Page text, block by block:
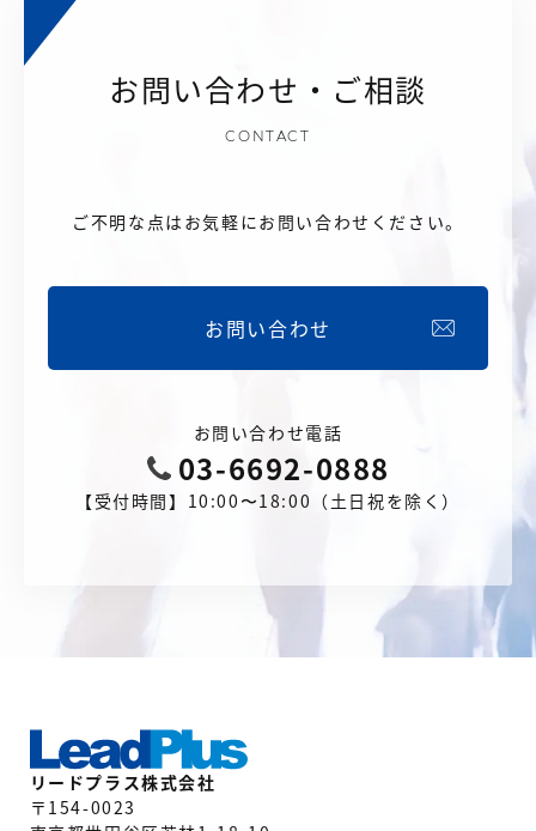
お問い合わせ・ご相談
CONTACT
ご不明な点はお気軽にお問い合わせください。
お問い合わせ
お問い合わせ電話
03-6692-0888
【受付時間】10:00〜18:00（土日祝を除く）
リードプラス株式会社
〒154-0023